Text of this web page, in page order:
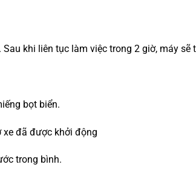
khi liên tục làm việc trong 2 giờ, máy sẽ
bọt biển.
xe đã được khởi động
trong bình.